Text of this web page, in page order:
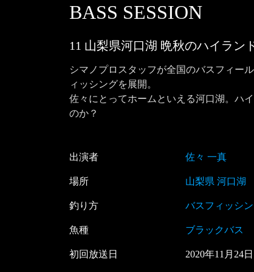
BASS SESSION
11 山梨県河口湖 晩秋のハイラン
シマノプロスタッフが全国のバスフィー
ィッシングを展開。
佐々にとってホームといえる河口湖。ハ
のか？
出演者 佐々 一真
場所 山梨県 河口湖
釣り方 バスフィッシ
魚種 ブラックバス
初回放送日 2020年11 月 24日